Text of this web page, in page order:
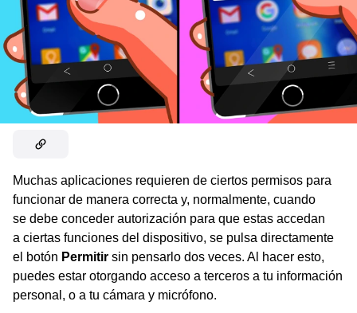
Muchas aplicaciones requieren de ciertos permisos para
funcionar de manera correcta y, normalmente, cuando
se debe conceder autorización para que estas accedan
a ciertas funciones del dispositivo, se pulsa directamente
el botón Permitir sin pensarlo dos veces. Al hacer esto,
puedes estar otorgando acceso a terceros a tu información
personal, o a tu cámara y micrófono.